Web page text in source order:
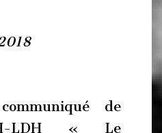
de
LDH « Le